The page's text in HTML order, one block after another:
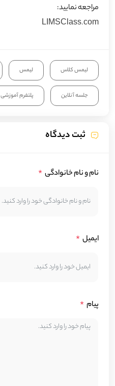
مراجعه نمایید:
LIMSClass.com
لیمس کلاس لیمس
جلسه آنلاین پلتفرم آموزشی
ثبت دیدگاه
نام و نام خانوادگی
ایمیل
پیام